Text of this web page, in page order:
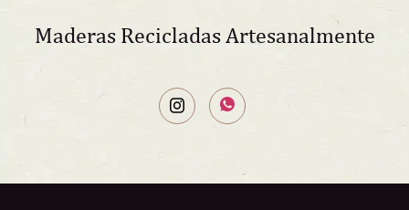
Maderas Recicladas Artesanalmente